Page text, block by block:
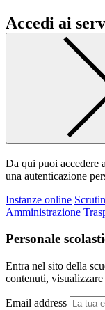
Accedi ai
Da qui puoi accedere
una autenticazione
Instanze online
Amministrazione
Personale
Entra nel sito della
contenuti,
Email address